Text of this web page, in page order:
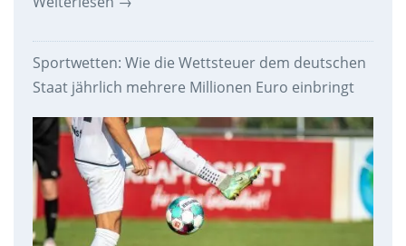
Sportwetten: Wie die Wettsteuer dem deutschen
Staat jährlich mehrere Millionen Euro einbringt